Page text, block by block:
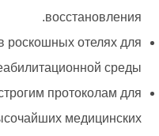
восстановления.
роскошных отелях для
среды.
протоколам для
медицинских